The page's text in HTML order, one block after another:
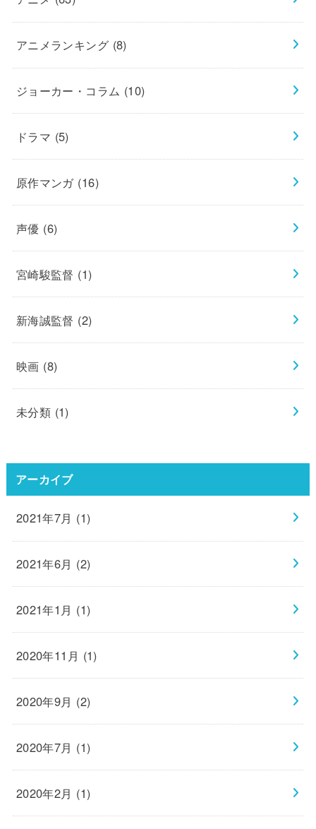
アニメランキング (8)
ジョーカー・コラム (10)
ドラマ (5)
原作マンガ (16)
声優 (6)
宮崎駿監督 (1)
新海誠監督 (2)
映画 (8)
未分類 (1)
アーカイブ
2021年7月 (1)
2021年6月 (2)
2021年1月 (1)
2020年11月 (1)
2020年9月 (2)
2020年7月 (1)
2020年2月 (1)